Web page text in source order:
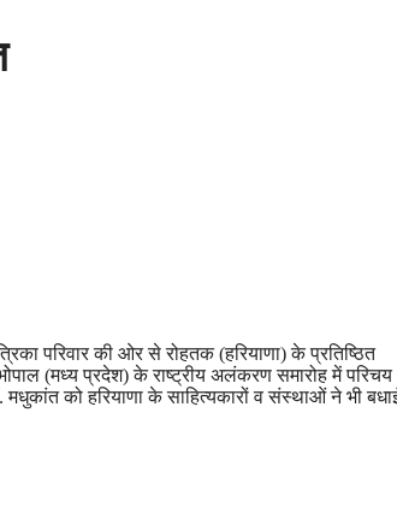
परिवार की ओर से रोहतक (हरियाणा) के प्रतिष्ठित
(मध्य प्रदेश) के राष्ट्रीय अलंकरण समारोह में परिचय
को हरियाणा के साहित्यकारों व संस्थाओं ने भी